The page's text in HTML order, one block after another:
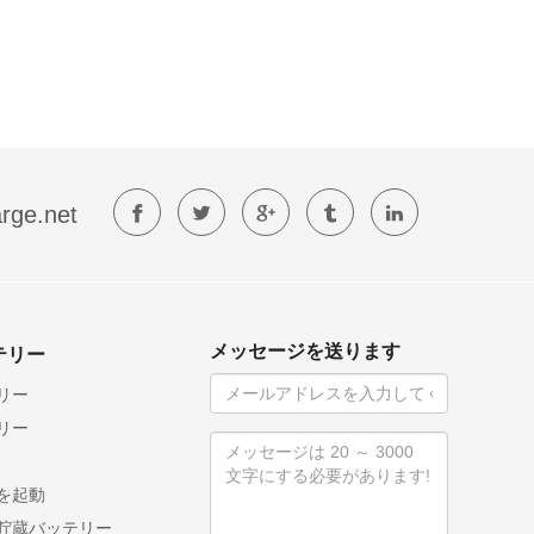
リー
ー
ー
起動
蔵バッテリー
メッセージを送ります